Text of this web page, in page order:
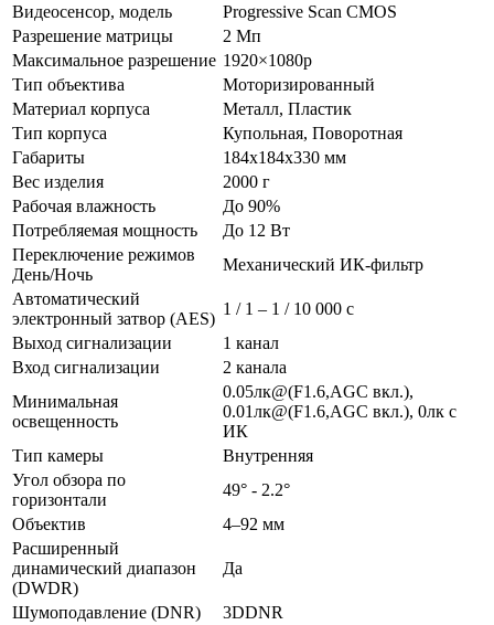
Видеосенсор, модель
Progressive Scan CMOS
Разрешение матрицы
2 Мп
Максимальное разрешение 1920×1080p
Тип объектива
Моторизированный
Материал корпуса
Металл, Пластик
Тип корпуса
Купольная, Поворотная
Габариты
184x184x330 мм
Вес изделия
2000 г
Рабочая влажность
До 90%
Потребляемая мощность
До 12 Вт
Переключение режимов
День/Ночь
Механический ИК-фильтр
Автоматический
электронный затвор (AES)
1 / 1 – 1 / 10 000 с
Выход сигнализации
1 канал
Вход сигнализации
2 канала
Минимальная
освещенность
0.05лк@(F1.6,AGC вкл.),
0.01лк@(F1.6,AGC вкл.), 0лк с
ИК
Тип камеры
Внутренняя
Угол обзора по
горизонтали
49° - 2.2°
Объектив
4–92 мм
Расширенный
динамический диапазон
(DWDR)
Да
Шумоподавление (DNR)
3DDNR